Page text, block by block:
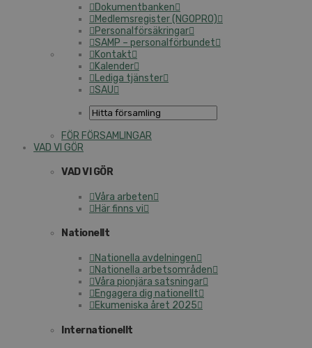
Dokumentbanken
Medlemsregister (NGOPRO)
Personalförsäkringar
SAMP – personalförbundet
Kontakt
Kalender
Lediga tjänster
SAU
FÖR FÖRSAMLINGAR
VAD VI GÖR
VAD VI GÖR
Våra arbeten
Här finns vi
Nationellt
Nationella avdelningen
Nationella arbetsområden
Våra pionjära satsningar
Engagera dig nationellt
Ekumeniska året 2025
Internationellt